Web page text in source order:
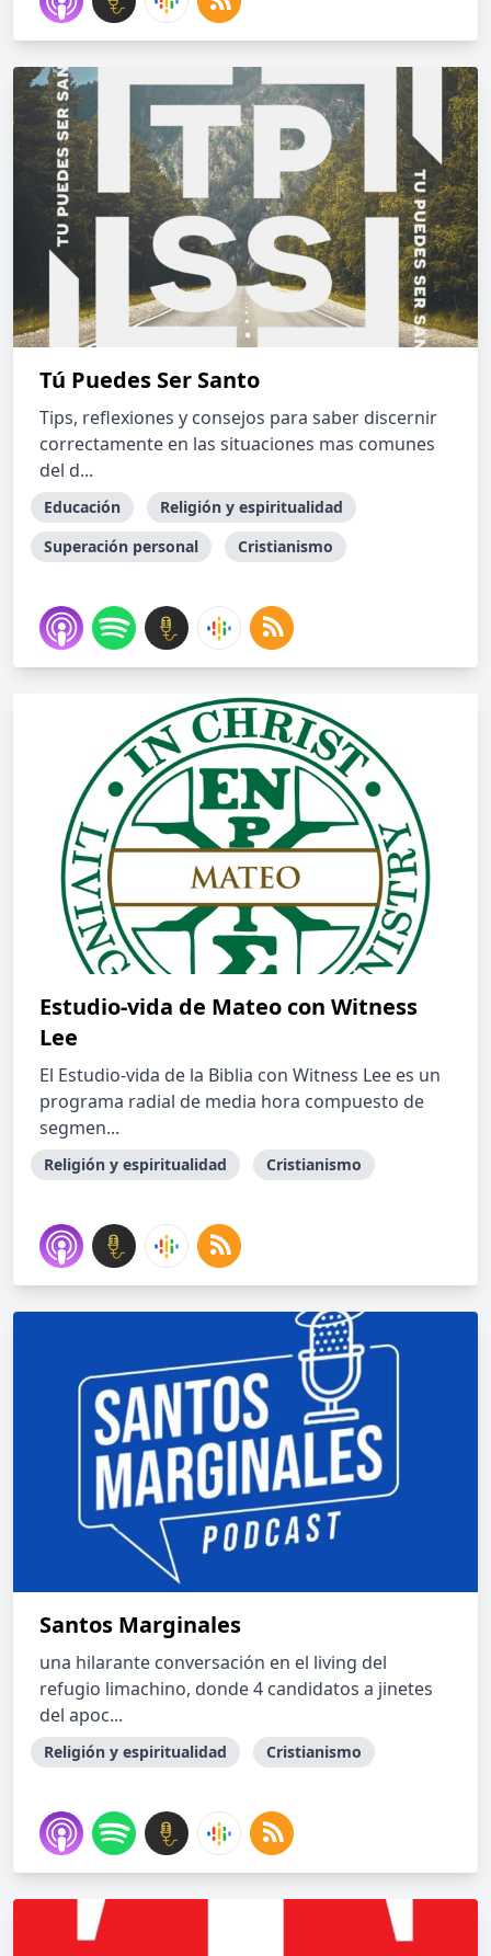
Tú Puedes Ser Santo
Tips, reflexiones y consejos para saber discernir
correctamente en las situaciones mas comunes
del d...
Educación
Religión y espiritualidad
Superación personal
Cristianismo
Estudio-vida de Mateo con Witness
Lee
El Estudio-vida de la Biblia con Witness Lee es un
programa radial de media hora compuesto de
segmen...
Religión y espiritualidad Cristianismo
Santos Marginales
una hilarante conversación en el living del
refugio limachino, donde 4 candidatos a jinetes
del apoc...
Religión y espiritualidad Cristianismo